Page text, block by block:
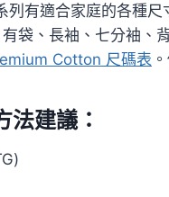
有適合家庭的各種
袋、長袖、七分袖
Cotton 尺碼表
法建議：